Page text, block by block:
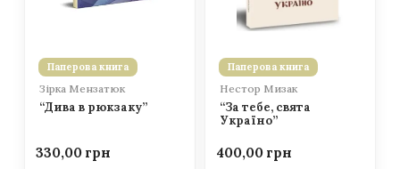
Паперова книга
Зірка Мензатюк
“Дива в рюкзаку”
330,00
Паперова книга
Нестор Мизак
“За тебе, свята
Україно”
400,00